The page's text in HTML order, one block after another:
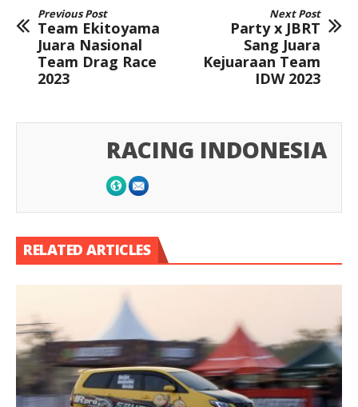
Previous Post
Team Ekitoyama
Juara Nasional
Team Drag Race
2023
Next Post
Party x JBRT
Sang Juara
Kejuaraan Team
IDW 2023
RACING INDONESIA
RELATED ARTICLES